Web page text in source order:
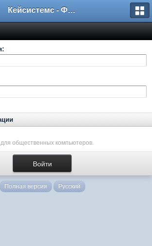
Кейсистемс - Форумы
общественных компьютеров.
Полная версия Русский